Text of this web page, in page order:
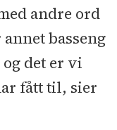
andre ord
basseng
det er vi
fått til, sier